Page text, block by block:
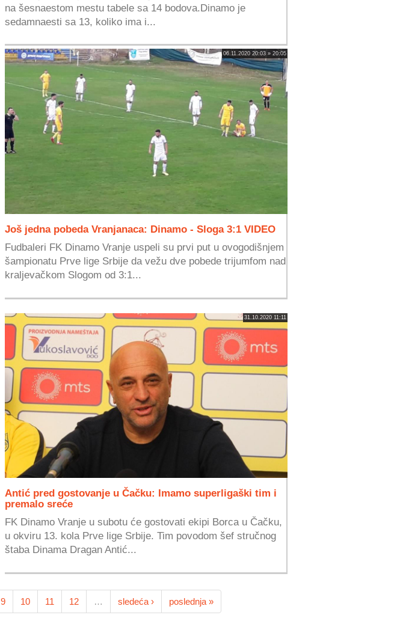
na šesnaestom mestu tabele sa 14 bodova.Dinamo je
sedamnaesti sa 13, koliko ima i...
06.11.2020 20:03 » 20:05
Još jedna pobeda Vranjanaca: Dinamo - Sloga 3:1 VIDEO
Fudbaleri FK Dinamo Vranje uspeli su prvi put u ovogodišnjem
šampionatu Prve lige Srbije da vežu dve pobede trijumfom nad
kraljevačkom Slogom od 3:1...
31.10.2020 11:11
Antić pred gostovanje u Čačku: Imamo superligaški tim i
premalo sreće
FK Dinamo Vranje u subotu će gostovati ekipi Borca u Čačku,
u okviru 13. kola Prve lige Srbije. Tim povodom šef stručnog
štaba Dinama Dragan Antić...
9 10 11 12 … sledeća › poslednja »